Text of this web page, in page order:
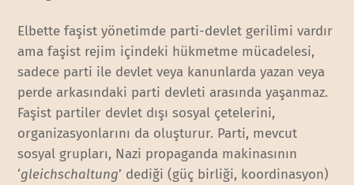
Elbette faşist yönetimde parti-devlet gerilimi vardır
ama faşist rejim içindeki hükmetme mücadelesi,
sadece parti ile devlet veya kanunlarda yazan veya
perde arkasındaki parti devleti arasında yaşanmaz.
Faşist partiler devlet dışı sosyal çetelerini,
organizasyonlarını da oluşturur. Parti, mevcut
sosyal grupları, Nazi propaganda makinasının
‘gleichschaltung’ dediği (güç birliği, koordinasyon)